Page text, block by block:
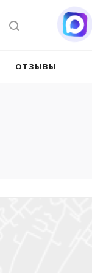
ОТЗЫВЫ